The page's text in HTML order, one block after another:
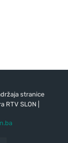
stranice
SLON |